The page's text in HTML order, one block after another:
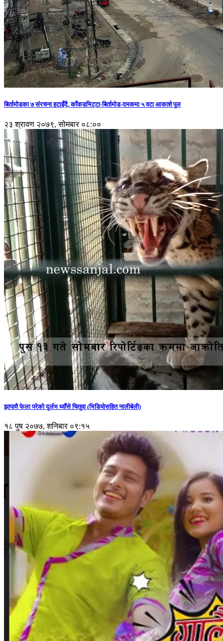
बिर्तामोडका ७ संरचना हटाइँदै, काँकडभिट्टा-बिर्तामोड-दमकमा ५ वटा आकाशे पुल
२३ श्रावण २०७९, सोमबार ०८:००
झापामै फेला परेको दुर्लभ ध्वाँसे चितुवा (भिडियोसहित नालीबेली)
१८ पुष २०७७, शनिबार ०९:१५